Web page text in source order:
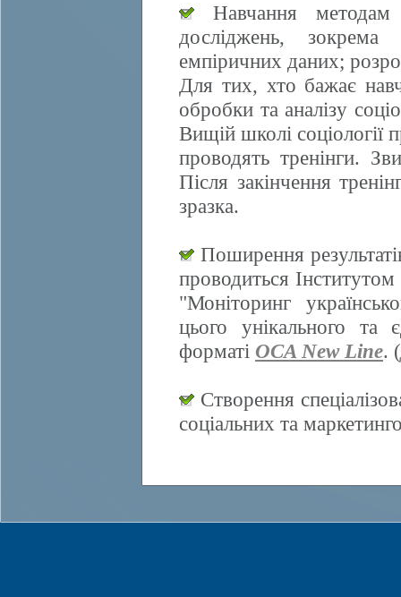
Навчання методам
досліджень, зокрема
емпіричних даних;
Для тих, хто бажає
обробки та аналізу
Вищій школі соціології
проводять тренінги.
Після закінчення
зразка.
Поширення
проводиться Інститутом
"Моніторинг
цього унікального та
форматі OCA New Line. (
Створення
соціальних та